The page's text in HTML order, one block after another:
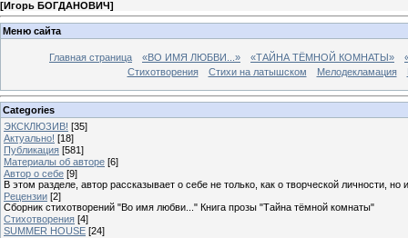
[Игорь БОГДАНОВИЧ]
Меню сайта
Главная страница «ВО ИМЯ ЛЮБВИ...» «ТАЙНА ТЁМНОЙ КОМНАТЫ»
Стихотворения
Стихи на латышском Мелодекламация
Categories
ЭКСКЛЮЗИВ! [35]
Актуально! [18]
Публикация [581]
Материалы об авторе [6]
Автор о себе [9]
В этом разделе, автор рассказывает о себе не только, как о творческой личности,
Рецензии [2]
Сборник стихотворений "Во имя любви..." Книга прозы "Тайна тёмной комнаты"
Стихотворения [4]
SUMMER HOUSE [24]